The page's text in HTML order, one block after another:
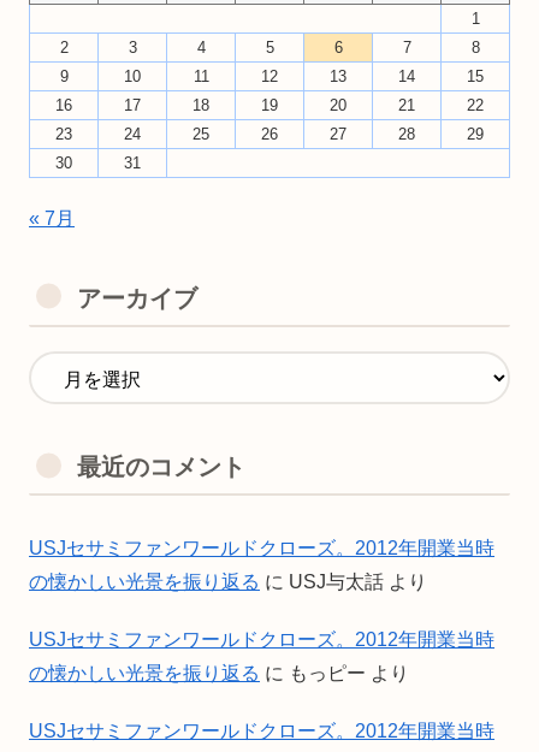
1
2
3 4 5 6 7
8
9
10 11 12 13 14
15
16
17 18 19 20 21
22
23
24 25 26 27 28
29
30
31
« 7月
アーカイブ
最近のコメント
USJセサミファンワールドクローズ。2012年開業当時
の懐かしい光景を振り返る に USJ与太話 より
USJセサミファンワールドクローズ。2012年開業当時
の懐かしい光景を振り返る に もっピー より
USJセサミファンワールドクローズ。2012年開業当時